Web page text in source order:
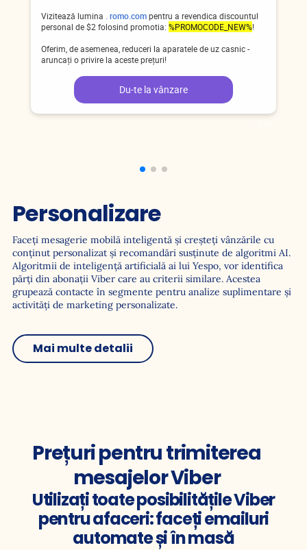
Vizitează lumina
. romo.compentru a revendica discountul
personal de $2 folosind promotia: %PROMOCODE_NEW%!
Oferim, de asemenea, reduceri la aparatele de uz casnic -
aruncați o privire la aceste prețuri!
Du-te la vânzare
Personalizare
Faceți mesagerie mobilă inteligentă și creșteți vânzările cu
conținut personalizat și recomandări susținute de algoritmi AI.
Algoritmii de inteligență artificială ai lui Yespo, vor identifica
părți din abonații Viber care au criterii similare. Acestea
grupează contacte în segmente pentru analize suplimentare și
activități de marketing personalizate.
Mai multe detalii
Prețuri pentru trimiterea
mesajelor Viber
Utilizați toate posibilitățile Viber
pentru afaceri: faceți emailuri
automate și în masă